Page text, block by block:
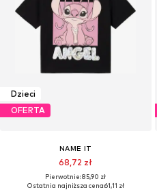
Dzieci
OFERTA
NAME IT
68,72 zł
Pierwotnie: 85,90 zł
Ostatnia najniższa cena:61,11 zł